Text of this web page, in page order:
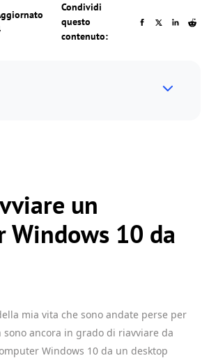
Condividi
questo
contenuto:
un
Windows 10 da
mia vita che sono andate perse per
sono ancora in grado di riavviare da
Windows 10 da un desktop